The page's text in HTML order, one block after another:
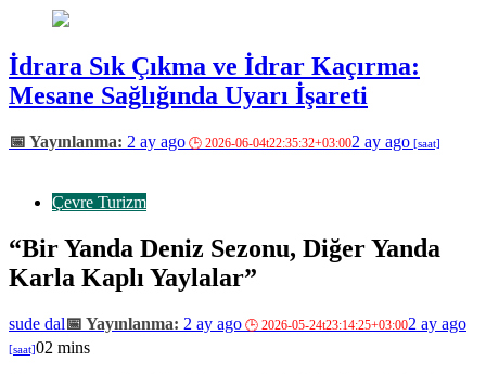
İdrara Sık Çıkma ve İdrar Kaçırma:
Mesane Sağlığında Uyarı İşareti
2 ay ago 2 ay ago
Çevre Turizm
“Bir Yanda Deniz Sezonu, Diğer Yanda
Karla Kaplı Yaylalar”
sude dal 2 ay ago
2 ay ago
02 mins